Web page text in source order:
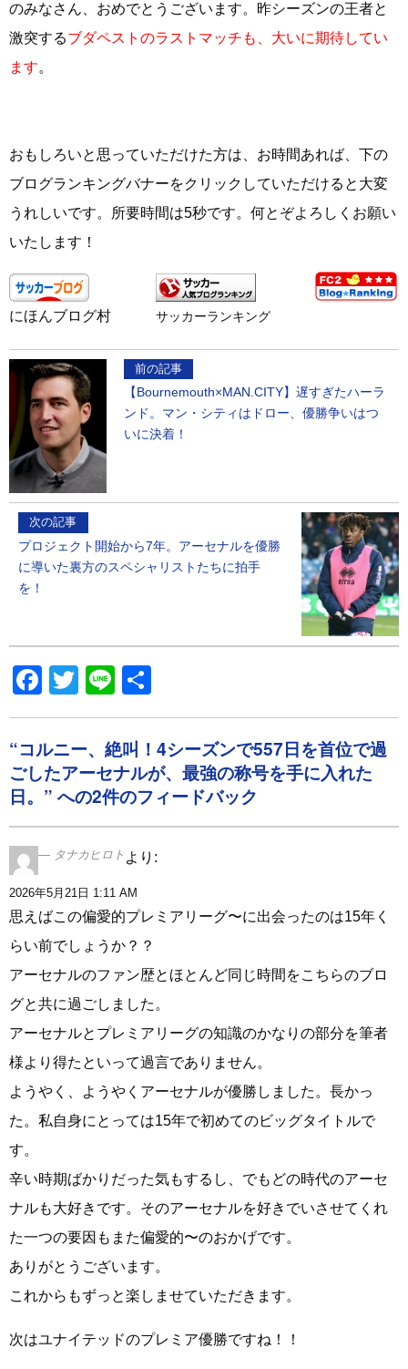
のみなさん、おめでとうございます。昨シーズンの王者と
激突するブダペストのラストマッチも、大いに期待してい
ます。
おもしろいと思っていただけた方は、お時間あれば、下の
ブログランキングバナーをクリックしていただけると大変
うれしいです。所要時間は5秒です。何とぞよろしくお願い
いたします！
にほんブログ村 サッカーランキング
前の記事
【Bournemouth×MAN.CITY】遅すぎたハーラ
ンド。マン・シティはドロー、優勝争いはつ
いに決着！
次の記事
プロジェクト開始から7年。アーセナルを優勝
に導いた裏方のスペシャリストたちに拍手
を！
Facebook
Twitter
Line
有
“コルニー、絶叫！4シーズンで557日を首位で過
ごしたアーセナルが、最強の称号を手に入れた
日。” への2件のフィードバック
タナカヒロト より:
2026年5月21日 1:11 AM
思えばこの偏愛的プレミアリーグ〜に出会ったのは15年く
らい前でしょうか？？
アーセナルのファン歴とほとんど同じ時間をこちらのブロ
グと共に過ごしました。
アーセナルとプレミアリーグの知識のかなりの部分を筆者
様より得たといって過言でありません。
ようやく、ようやくアーセナルが優勝しました。長かっ
た。私自身にとっては15年で初めてのビッグタイトルで
す。
辛い時期ばかりだった気もするし、でもどの時代のアーセ
ナルも大好きです。そのアーセナルを好きでいさせてくれ
た一つの要因もまた偏愛的〜のおかげです。
ありがとうございます。
これからもずっと楽しませていただきます。
次はユナイテッドのプレミア優勝ですね！！